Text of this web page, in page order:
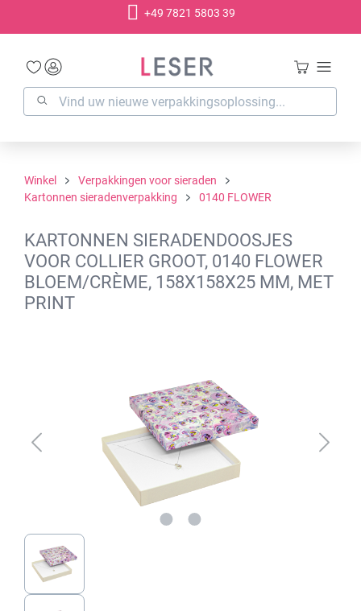
+49 7821 5803 39
Winkel
Verpakkingen voor sieraden
Kartonnen sieradenverpakking
0140 FLOWER
KARTONNEN SIERADENDOOSJES
VOOR COLLIER GROOT, 0140 FLOWER
BLOEM/CRÈME, 158X158X25 MM, MET
PRINT